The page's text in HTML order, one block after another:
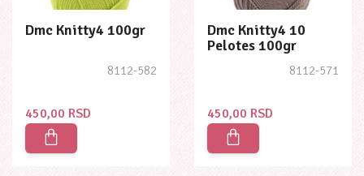
Dmc Knitty4 100gr
8112-582
450,00 RSD
Dmc Knitty4 10
Pelotes 100gr
8112-571
450,00 RSD